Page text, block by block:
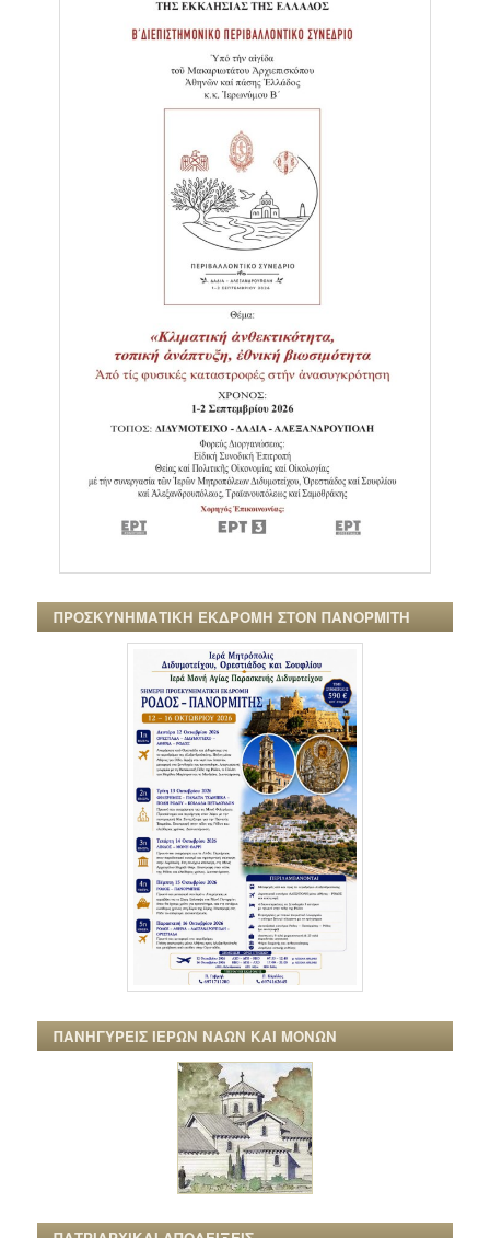
ΠΡΟΣΚΥΝΗΜΑΤΙΚΗ ΕΚΔΡΟΜΗ ΣΤΟΝ ΠΑΝΟΡΜΙΤΗ
ΠΑΝΗΓΥΡΕΙΣ ΙΕΡΩΝ ΝΑΩΝ ΚΑΙ ΜΟΝΩΝ